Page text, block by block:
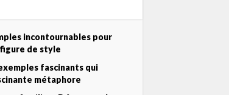
incontournables pour
de style
fascinants qui
métaphore